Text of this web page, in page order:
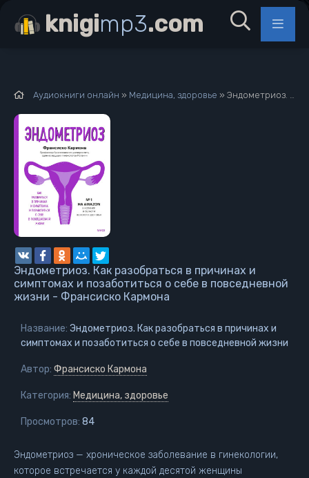
Аудиокниги онлайн » Медицина, здоровье » Эндометриоз. Как разобраться в причинах и симптомах и позаботиться о себе в повседневной жизни - Франсиско Кармона
Эндометриоз. Как разобраться в причинах и
симптомах и позаботиться о себе в повседневной
жизни - Франсиско Кармона
Название: Эндометриоз. Как разобраться в причинах и
симптомах и позаботиться о себе в повседневной жизни
Автор: Франсиско Кармона
Категория: Медицина, здоровье
Просмотров: 84
Эндометриоз — хроническое заболевание в гинекологии,
которое встречается у каждой десятой женщины
knigimp3.com